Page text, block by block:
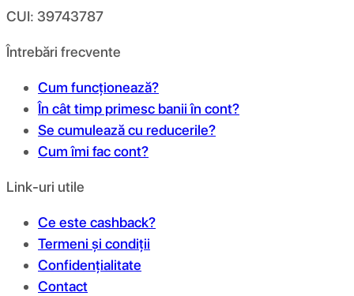
CUI: 39743787
Întrebări frecvente
Cum funcționează?
În cât timp primesc banii în cont?
Se cumulează cu reducerile?
Cum îmi fac cont?
Link-uri utile
Ce este cashback?
Termeni și condiții
Confidențialitate
Contact